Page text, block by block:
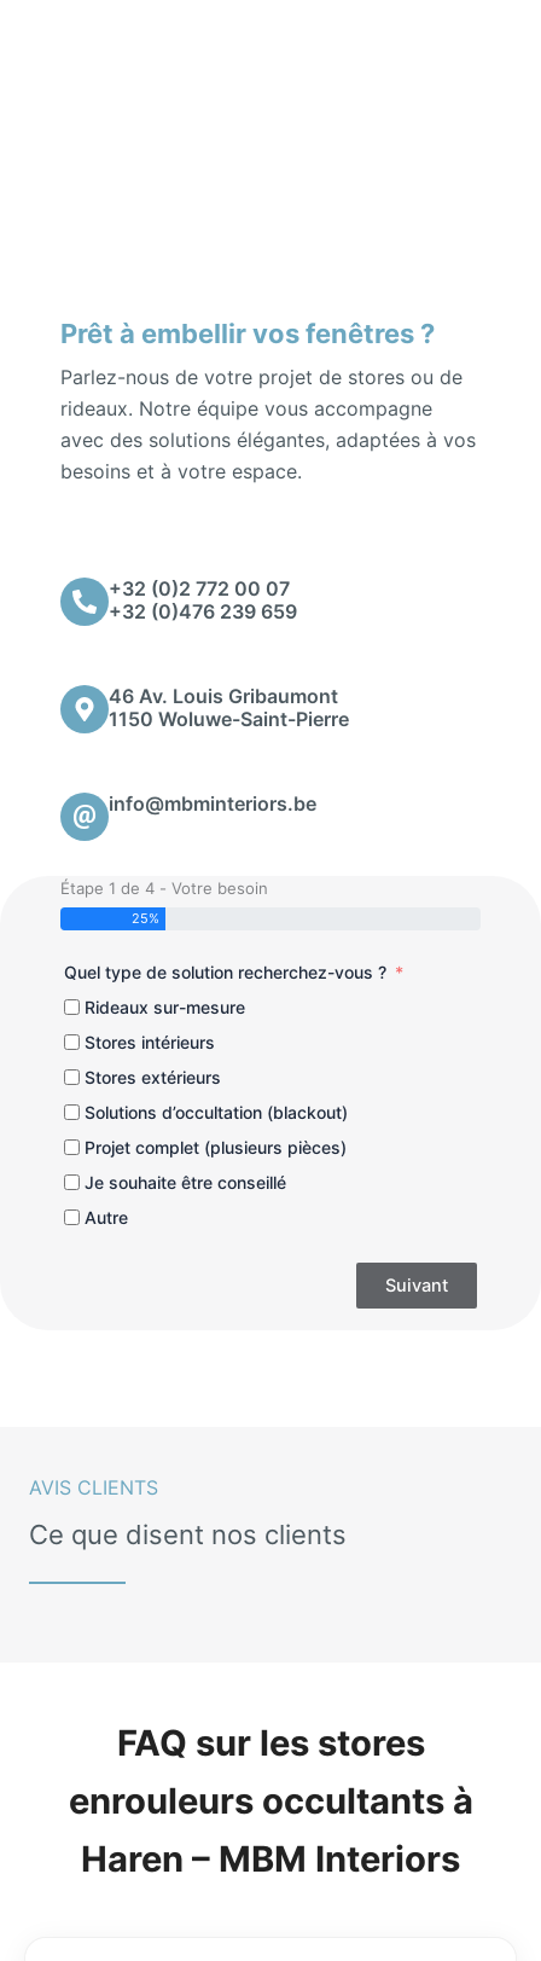
Prêt à embellir vos fenêtres ?
Parlez-nous de votre projet de stores ou de
rideaux. Notre équipe vous accompagne
avec des solutions élégantes, adaptées à vos
besoins et à votre espace.
+32 (0)2 772 00 07
+32 (0)476 239 659
46 Av. Louis Gribaumont
1150 Woluwe-Saint-Pierre
info@mbminteriors.be
Étape 1 de 4 - Votre besoin
25%
Quel type de solution recherchez-vous ?
Rideaux sur-mesure
Stores intérieurs
Stores extérieurs
Solutions d’occultation (blackout)
Projet complet (plusieurs pièces)
Je souhaite être conseillé
Autre
Suivant
AVIS CLIENTS
Ce que disent nos clients
FAQ sur les stores
enrouleurs occultants à
Haren – MBM Interiors